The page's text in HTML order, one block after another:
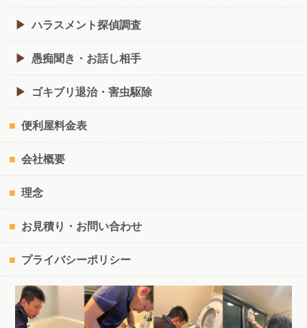
ハラスメント探偵調査
愚痴聞き・お話し相手
ゴキブリ退治・害虫駆除
便利屋料金表
会社概要
理念
お見積り・お問い合わせ
プライバシーポリシー